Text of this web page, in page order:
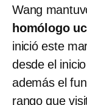
Wang
homólogo
inició este
desde el
además el
rango que